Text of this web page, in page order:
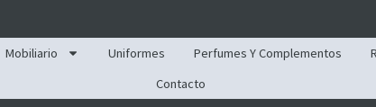
Mobiliario Uniformes Perfumes Y Complementos
Contacto